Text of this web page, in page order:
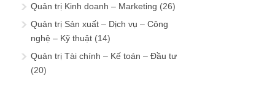
Quản trị Kinh doanh – Marketing (26)
Quản trị Sản xuất – Dịch vụ – Công
nghệ – Kỹ thuật (14)
Quản trị Tài chính – Kế toán – Đầu tư
(20)